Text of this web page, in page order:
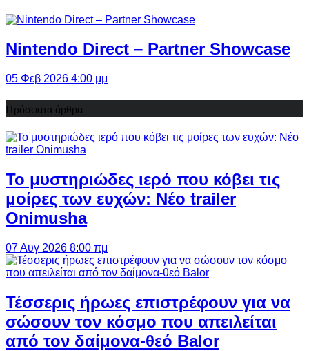
Nintendo Direct – Partner Showcase
05 Φεβ 2026 4:00 μμ
Πρόσφατα άρθρα
Το μυστηριώδες ιερό που κόβει τις
μοίρες των ευχών: Νέο trailer
Onimusha
07 Αυγ 2026 8:00 πμ
Τέσσερις ήρωες επιστρέφουν για να
σώσουν τον κόσμο που απειλείται
από τον δαίμονα-θεό Balor